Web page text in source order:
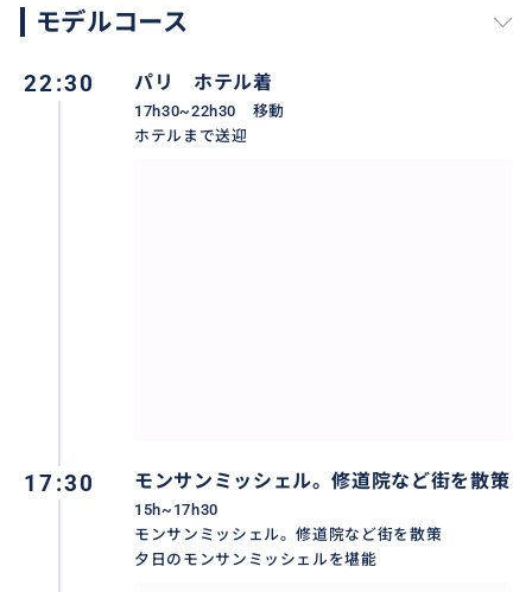
※ 万が一、約束の時間を30分以上の遅刻をされた場合
は、当日キャンセル扱いとさせて頂きます。
※ オンフルールやモンサンミッシェルの専門家のガイ
ドではございません。基本の勉強は致します。ですの
モデルコース
22:30 パリ ホテル着
17h30~22h30 移動
ホテルまで送迎
17:30 モンサンミッシェル。修道院など街を散策
15h~17h30
モンサンミッシェル。修道院など街を散策
夕日のモンサンミッシェルを堪能